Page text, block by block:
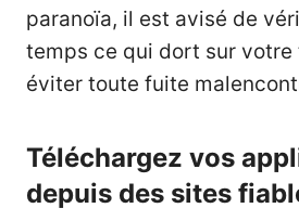
paranoïa, il est avisé de
temps ce qui dort sur
éviter toute fuite
Téléchargez vos
depuis des sites